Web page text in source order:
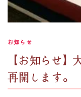
お知らせ
【お知らせ】
再開します。